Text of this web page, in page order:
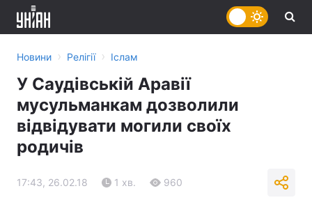
Новини › Релігії › Іслам
У Саудівській Аравії
мусульманкам дозволили
відвідувати могили своїх
родичів
17:43, 26.02.18 1 хв. 960